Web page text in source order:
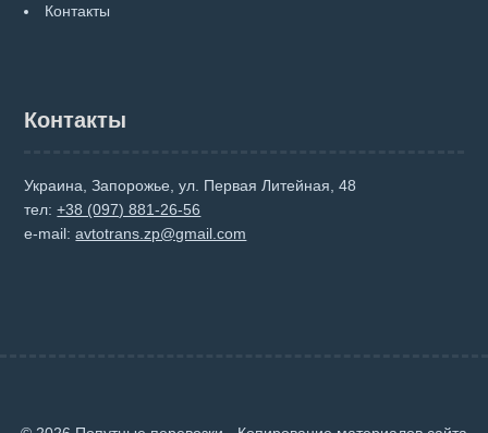
Контакты
Контакты
Украина, Запорожье, ул. Первая Литейная, 48
тел:+38 (097) 881-26-56
e-mail:avtotrans.zp@gmail.com